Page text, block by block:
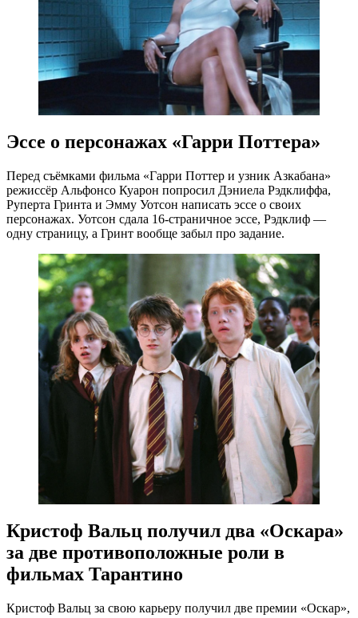
Эссе о персонажах «Гарри Поттера»
Перед съёмками фильма «Гарри Поттер и узник Азкабана»
режиссёр Альфонсо Куарон попросил Дэниела Рэдклиффа,
Руперта Гринта и Эмму Уотсон написать эссе о своих
персонажах. Уотсон сдала 16-страничное эссе, Рэдклиф —
одну страницу, а Гринт вообще забыл про задание.
Кристоф Вальц получил два «Оскара»
за две противоположные роли в
фильмах Тарантино
Кристоф Вальц за свою карьеру получил две премии «Оскар»,